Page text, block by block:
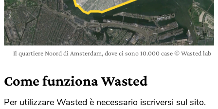
Il quartiere Noord di Amsterdam, dove ci sono 10.000 case © Wasted lab
Come funziona Wasted
Per utilizzare Wasted è necessario iscriversi sul sito.